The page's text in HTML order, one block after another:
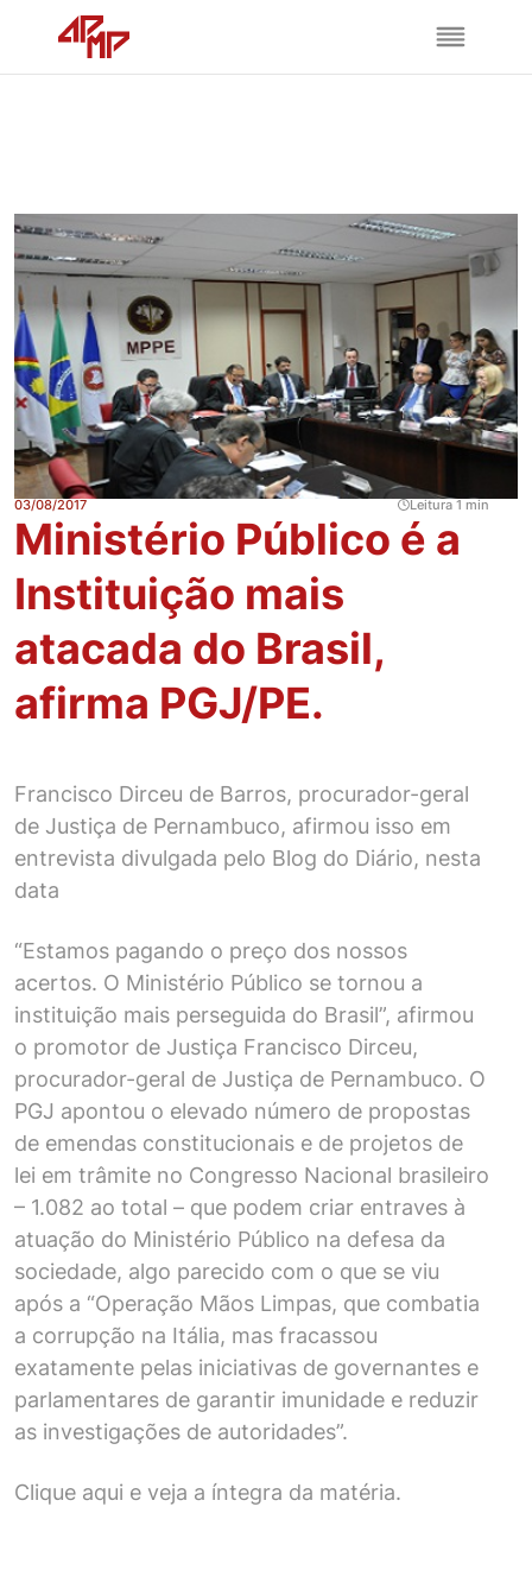
03/08/2017 Leitura 1 min
Ministério Público é a
Instituição mais
atacada do Brasil,
afirma PGJ/PE.
Francisco Dirceu de Barros, procurador-geral
de Justiça de Pernambuco, afirmou isso em
entrevista divulgada pelo Blog do Diário, nesta
data
“Estamos pagando o preço dos nossos
acertos. O Ministério Público se tornou a
instituição mais perseguida do Brasil”, afirmou
o promotor de Justiça Francisco Dirceu,
procurador-geral de Justiça de Pernambuco. O
PGJ apontou o elevado número de propostas
de emendas constitucionais e de projetos de
lei em trâmite no Congresso Nacional brasileiro
– 1.082 ao total – que podem criar entraves à
atuação do Ministério Público na defesa da
sociedade, algo parecido com o que se viu
após a “Operação Mãos Limpas, que combatia
a corrupção na Itália, mas fracassou
exatamente pelas iniciativas de governantes e
parlamentares de garantir imunidade e reduzir
as investigações de autoridades”.
Clique aqui e veja a íntegra da matéria.